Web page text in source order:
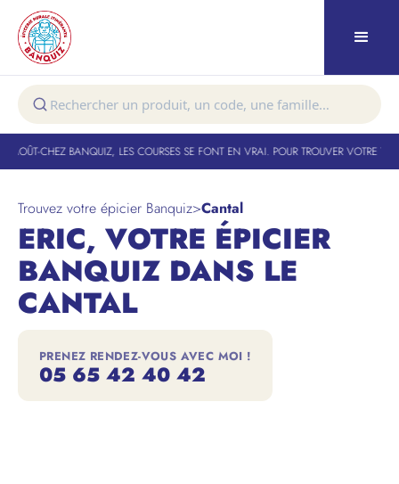
-CHEZ BANQUIZ, LES COURSES SE FONT EN VRAI. POUR TROUVER VOTRE
Trouvez votre épicier Banquiz>Cantal
ERIC, VOTRE ÉPICIER
BANQUIZ DANS LE
CANTAL
PRENEZ RENDEZ-VOUS AVEC MOI !
05 65 42 40 42